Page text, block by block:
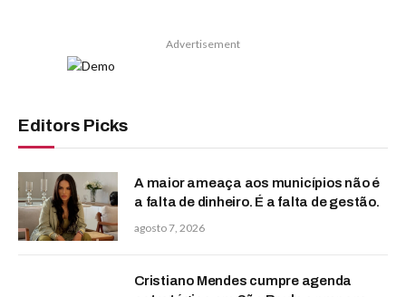
Advertisement
Editors Picks
A maior ameaça aos municípios não é
a falta de dinheiro. É a falta de gestão.
agosto 7, 2026
Cristiano Mendes cumpre agenda